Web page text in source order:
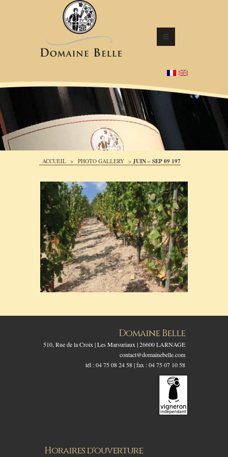
ACCUEIL > PHOTO GALLERY > JUIN – SEP 09 197
Domaine Belle
510, Rue de la Croix | Les Marsuriaux | 26600 LARNAGE
contact@domainebelle.com
tél : 04 75 08 24 58 | fax : 04 75 07 10 58
Horaires d'ouverture